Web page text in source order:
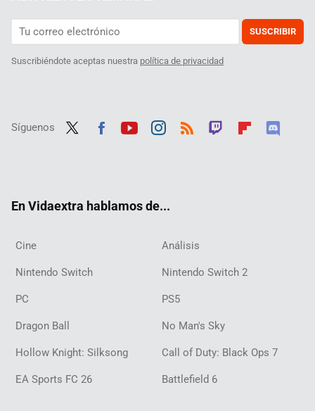
SUSCRIBIR
Suscribiéndote aceptas nuestra política de privacidad
Síguenos
En Vidaextra hablamos de...
Cine Análisis
Nintendo Switch Nintendo Switch 2
PC PS5
Dragon Ball No Man's Sky
Hollow Knight: Silksong Call of Duty: Black Ops 7
EA Sports FC 26 Battlefield 6